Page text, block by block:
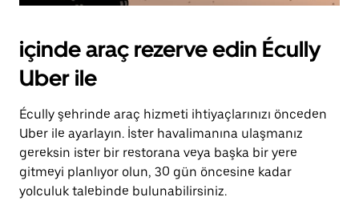
içinde araç rezerve edin Écully
Uber ile
Écully şehrinde araç hizmeti ihtiyaçlarınızı önceden
Uber ile ayarlayın. İster havalimanına ulaşmanız
gereksin ister bir restorana veya başka bir yere
gitmeyi planlıyor olun, 30 gün öncesine kadar
yolculuk talebinde bulunabilirsiniz.